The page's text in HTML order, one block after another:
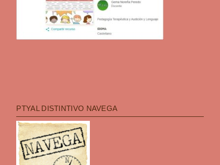
PTYAL DISTINTIVO NAVEGA